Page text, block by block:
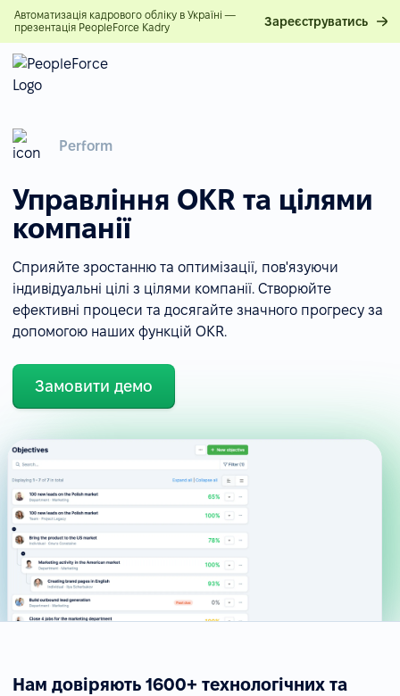
Автоматизація кадрового обліку в Україні —
презентація PeopleForce Kadry
Зареєструватись
Perform
Управління OKR та цілями
компанії
Сприяйте зростанню та оптимізації, пов'язуючи
індивідуальні цілі з цілями компанії. Створюйте
ефективні процеси та досягайте значного прогресу за
допомогою наших функцій OKR.
Замовити демо
Нам довіряють 1600+ технологічних та